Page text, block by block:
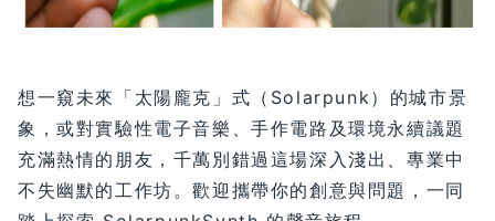
想一窺未來「太陽龐克」式（Solarpunk）的城市景
象，或對實驗性電子音樂、手作電路及環境永續議題
充滿熱情的朋友，千萬別錯過這場深入淺出、專業中
不失幽默的工作坊。歡迎攜帶你的創意與問題，一同